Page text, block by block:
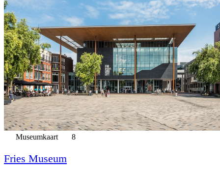
Museumkaart 8
Fries Museum